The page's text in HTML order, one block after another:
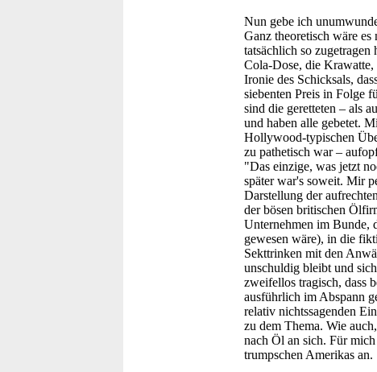
Nun gebe ich
Ganz theoretisch wäre
tatsächlich so
Cola-Dose, die Krawatte,
Ironie des Schicksals,
siebenten Preis in Folge
sind die geretteten – als
und haben alle gebetet.
Hollywood-typischen
zu pathetisch war –
"Das einzige, was jetzt
später war's soweit. Mir
Darstellung der
der bösen britischen
Unternehmen im Bunde,
gewesen wäre), in die
Sekttrinken mit den
unschuldig bleibt und
zweifellos tragisch, dass
ausführlich im Abspann
relativ nichtssagenden
zu dem Thema. Wie
nach Öl an sich. Für
trumpschen Amerikas an.